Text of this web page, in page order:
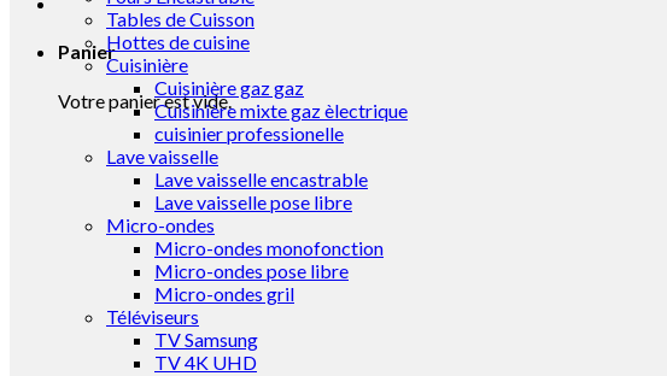
Panier
Votre panier est vide.
Tables de Cuisson
Hottes de cuisine
Cuisinière
Cuisinière gaz gaz
Cuisinière mixte gaz èlectrique
cuisinier professionelle
Lave vaisselle
Lave vaisselle encastrable
Lave vaisselle pose libre
Micro-ondes
Micro-ondes monofonction
Micro-ondes pose libre
Micro-ondes gril
Téléviseurs
TV Samsung
TV 4K UHD